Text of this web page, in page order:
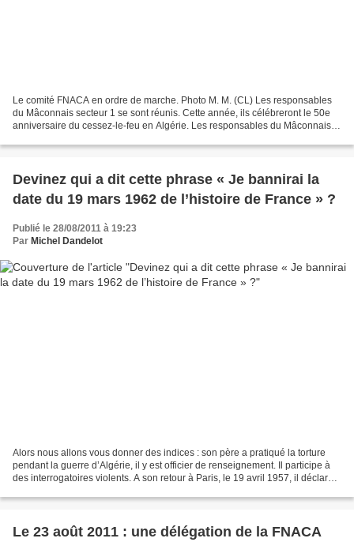
Le comité FNACA en ordre de marche. Photo M. M. (CL) Les responsables
du Mâconnais secteur 1 se sont réunis. Cette année, ils célébreront le 50e
anniversaire du cessez-le-feu en Algérie. Les responsables du Mâconnais
Devinez qui a dit cette phrase « Je bannirai la
date du 19 mars 1962 de l’histoire de France » ?
Publié le 28/08/2011 à 19:23
Par Michel Dandelot
Alors nous allons vous donner des indices : son père a pratiqué la torture
pendant la guerre d’Algérie, il y est officier de renseignement. Il participe à
des interrogatoires violents. A son retour à Paris, le 19 avril 1957, il déclare
Le 23 août 2011 : une délégation de la FNACA